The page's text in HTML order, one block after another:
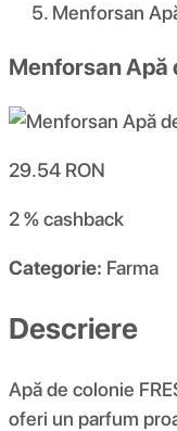
Menforsan
Menforsan Apă
29.54 RON
2 %cashback
Categorie: Farma
Descriere
Apă de colonie
oferi un parfum